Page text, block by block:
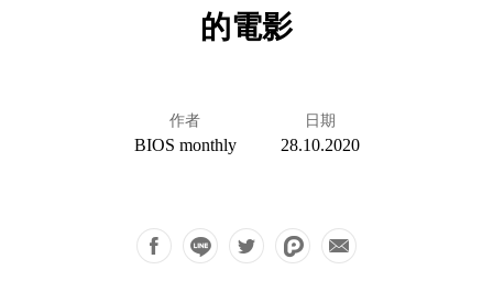
的電影
作者
BIOS monthly
日期
28.10.2020